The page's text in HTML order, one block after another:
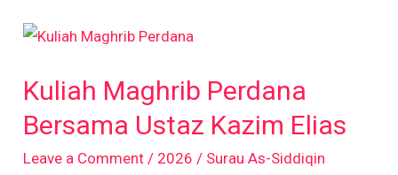
Kuliah Maghrib Perdana
Bersama Ustaz Kazim Elias
Leave a Comment / 2026 / Surau As-Siddiqin
Kuliah
Perdana
Bersama